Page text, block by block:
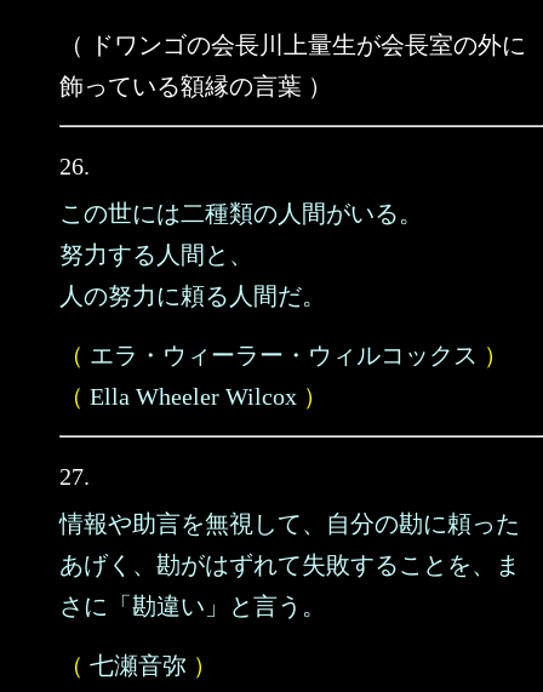
（ ドワンゴの会長川上量生が会長室の外に
飾っている額縁の言葉 ）
26.
この世には二種類の人間がいる。
努力する人間と、
人の努力に頼る人間だ。
（ エラ・ウィーラー・ウィルコックス ）
（ Ella Wheeler Wilcox ）
27.
情報や助言を無視して、自分の勘に頼った
あげく、勘がはずれて失敗することを、ま
さに「勘違い」と言う。
（ 七瀬音弥 ）